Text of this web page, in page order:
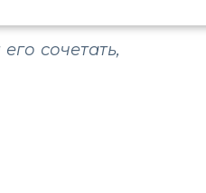
сочетать,